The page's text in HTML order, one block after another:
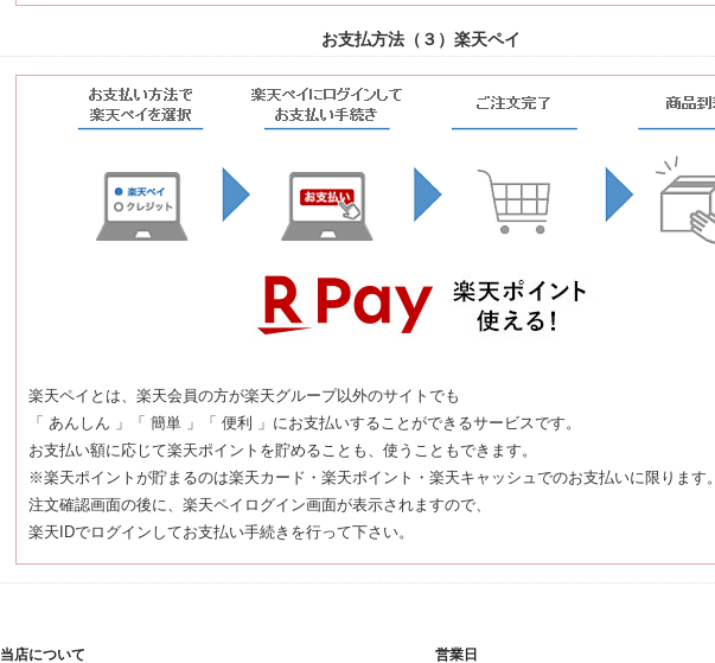
お支払方法（３）楽天ペイ
楽天ペイとは、楽天会員の方が楽天グループ以外のサイトでも
「 あんしん 」「 簡単 」「 便利 」にお支払いすることができるサービスです。
お支払い額に応じて楽天ポイントを貯めることも、使うこともできます。
※楽天ポイントが貯まるのは楽天カード・楽天ポイント・楽天キャッシュでのお支払いに限ります。
注文確認画面の後に、楽天ペイログイン画面が表示されますので、
楽天IDでログインしてお支払い手続きを行って下さい。
当店について 営業日